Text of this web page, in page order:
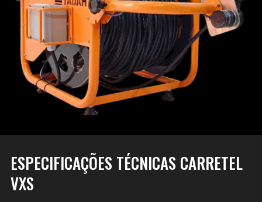
ESPECIFICAÇÕES TÉCNICAS CARRETEL
VXS